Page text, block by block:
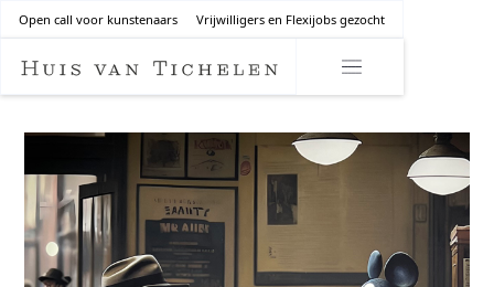
Open call voor kunstenaars Vrijwilligers en Flexijobs gezocht